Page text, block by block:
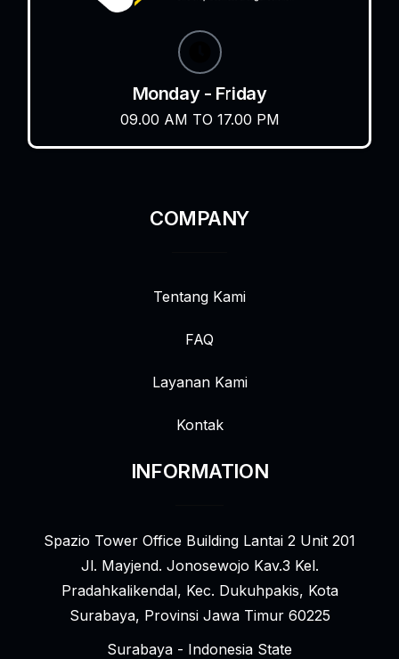
Monday - Friday
09.00 AM TO 17.00 PM
COMPANY
Tentang Kami
FAQ
Layanan Kami
Kontak
INFORMATION
Spazio Tower Office Building Lantai 2 Unit 201
Jl. Mayjend. Jonosewojo Kav.3 Kel.
Pradahkalikendal, Kec. Dukuhpakis, Kota
Surabaya, Provinsi Jawa Timur 60225
Surabaya - Indonesia State